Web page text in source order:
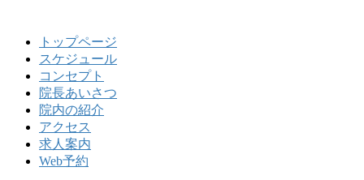
トップページ
スケジュール
コンセプト
院長あいさつ
院内の紹介
アクセス
求人案内
Web予約